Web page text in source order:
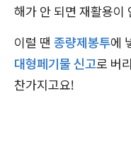
해가 안 되면 재활용이
이럴 땐 종량제봉투에
대형페기물 신고로 버
찬가지고요!